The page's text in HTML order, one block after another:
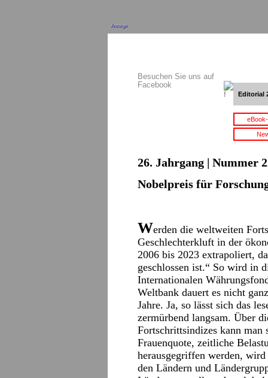
Anzeige
Besuchen Sie uns auf
Facebook
Editorial
26. Jahrgang | Nummer
Nobelpreis für
Werden die weltweiten
Geschlechterkluft in der
2006 bis 2023 extrapoliert,
geschlossen ist.“ So wird in
Internationalen
Weltbank dauert es nicht
Jahre. Ja, so lässt sich das
zermürbend langsam. Über
Fortschrittsindizes kann man
Frauenquote, zeitliche
herausgegriffen werden,
den Ländern und